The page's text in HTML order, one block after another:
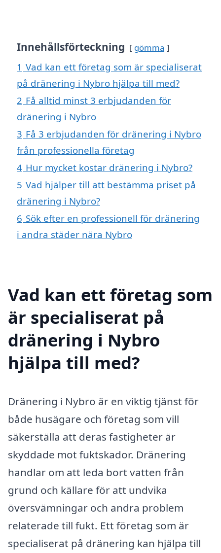
Innehållsförteckning gömma
1 Vad kan ett företag som är specialiserat
på dränering i Nybro hjälpa till med?
2 Få alltid minst 3 erbjudanden för
dränering i Nybro
3 Få 3 erbjudanden för dränering i Nybro
från professionella företag
4 Hur mycket kostar dränering i Nybro?
5 Vad hjälper till att bestämma priset på
dränering i Nybro?
6 Sök efter en professionell för dränering
i andra städer nära Nybro
Vad kan ett företag som
är specialiserat på
dränering i Nybro
hjälpa till med?
Dränering i Nybro är en viktig tjänst för
både husägare och företag som vill
säkerställa att deras fastigheter är
skyddade mot fuktskador. Dränering
handlar om att leda bort vatten från
grund och källare för att undvika
översvämningar och andra problem
relaterade till fukt. Ett företag som är
specialiserat på dränering kan hjälpa till